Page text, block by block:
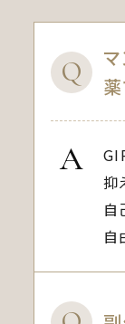
Q
A
抑
自
自